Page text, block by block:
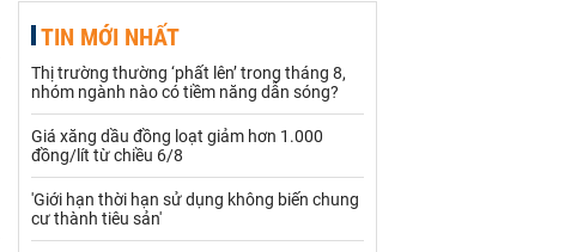
Hạt điều
Khí đốt
Kim loại khác Mắc ca
Muối Ngũ cốc
TIN MỚI NHẤT
Thị trường thường ‘phất lên’ trong tháng 8,
nhóm ngành nào có tiềm năng dẫn sóng?
Giá xăng dầu đồng loạt giảm hơn 1.000
đồng/lít từ chiều 6/8
'Giới hạn thời hạn sử dụng không biến chung
cư thành tiêu sản'